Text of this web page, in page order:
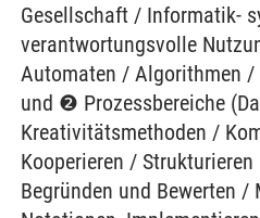
Gesellschaft / Informatik-
verantwortungsvolle
Automaten / Algorithmen
und ❷ Prozessbereiche
Kreativitätsmethoden /
Kooperieren /
Begründen und Bewerten